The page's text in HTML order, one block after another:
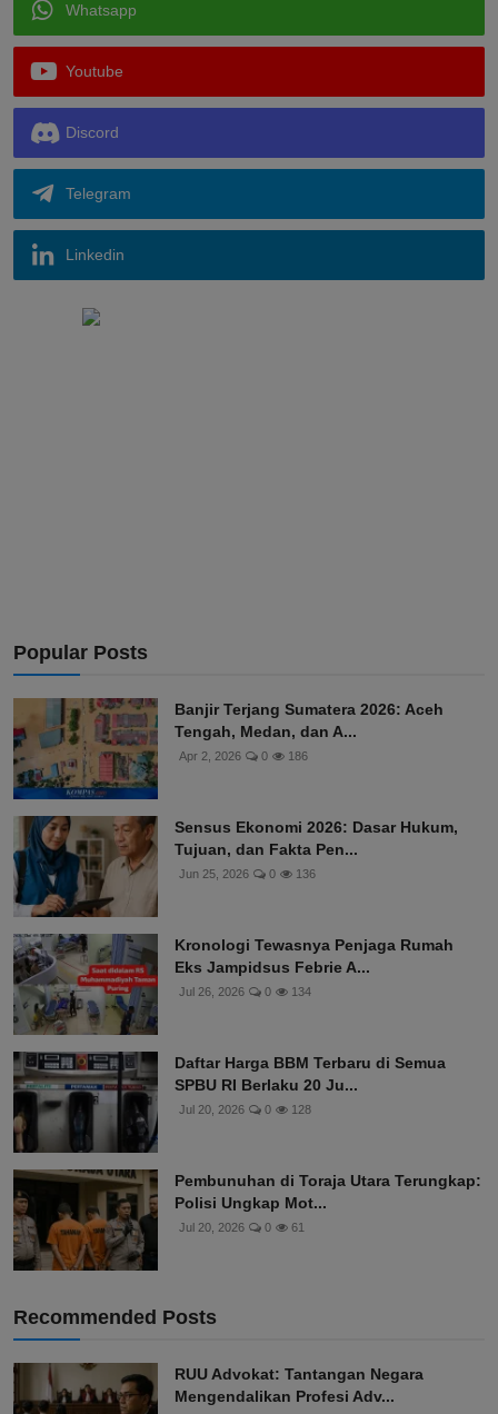
Whatsapp
Youtube
Discord
Telegram
Linkedin
Popular Posts
Banjir Terjang Sumatera 2026: Aceh
Tengah, Medan, dan A...
Apr 2, 2026 0 186
Sensus Ekonomi 2026: Dasar Hukum,
Tujuan, dan Fakta Pen...
Jun 25, 2026 0 136
Kronologi Tewasnya Penjaga Rumah
Eks Jampidsus Febrie A...
Jul 26, 2026 0 134
Daftar Harga BBM Terbaru di Semua
SPBU RI Berlaku 20 Ju...
Jul 20, 2026 0 128
Pembunuhan di Toraja Utara Terungkap:
Polisi Ungkap Mot...
Jul 20, 2026 0 61
Recommended Posts
RUU Advokat: Tantangan Negara
Mengendalikan Profesi Adv...